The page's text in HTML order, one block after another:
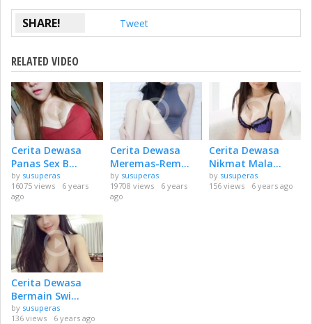
SHARE! Tweet
RELATED VIDEO
Cerita Dewasa
Panas Sex B...
by susuperas
16075 views
6 years
ago
Cerita Dewasa
Meremas-Rem...
by susuperas
19708 views
6 years
ago
Cerita Dewasa
Nikmat Mala...
by susuperas
156 views
6 years ago
Cerita Dewasa
Bermain Swi...
by susuperas
136 views
6 years ago